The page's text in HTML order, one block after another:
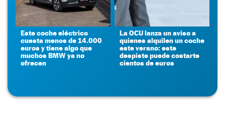
Este coche eléctrico
cuesta menos de 14.000
euros y tiene algo que
muchos BMW ya no
ofrecen
La OCU lanza un aviso a
quienes alquilen un coche
este verano: este
despiste puede costarte
cientos de euros